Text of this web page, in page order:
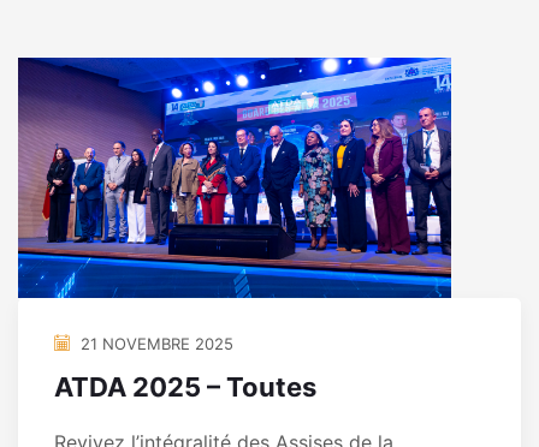
21 NOVEMBRE 2025
ATDA 2025 – Toutes
Revivez l’intégralité des Assises de la